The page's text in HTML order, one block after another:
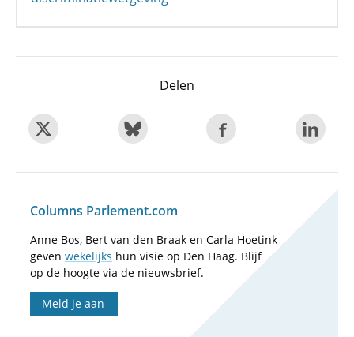
Delen
Columns Parlement.com
Anne Bos, Bert van den Braak en Carla Hoetink
geven wekelijks hun visie op Den Haag. Blijf
op de hoogte via de nieuwsbrief.
Meld je aan